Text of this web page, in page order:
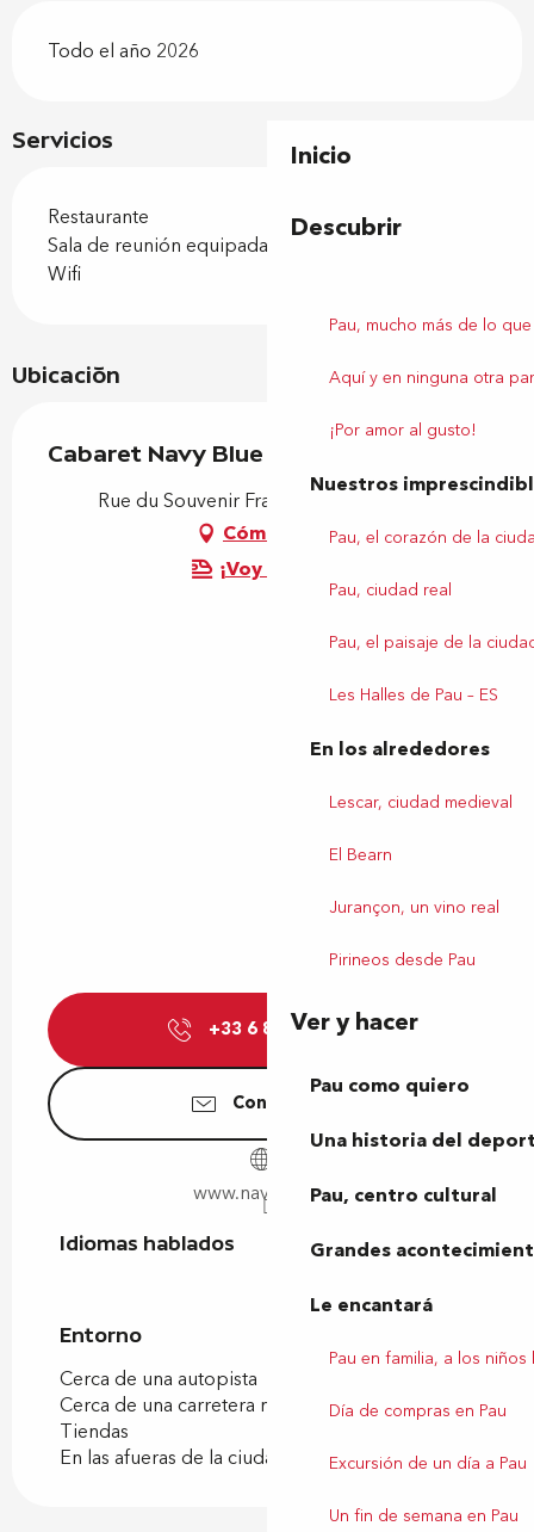
Inicio
Descubrir
Pau, mucho más de lo
Aquí y en ninguna otra
¡Por amor al gusto!
Nuestros
Pau, el corazón de la
Pau, ciudad real
Pau, el paisaje de la
Les Halles de Pau – ES
En los alrededores
Lescar, ciudad medieval
El Bearn
Jurançon, un vino real
Pirineos desde Pau
Ver y hacer
Pau como quiero
Una historia del
Pau, centro cultural
Grandes
Le encantará
Pau en familia, a los niños
Día de compras en Pau
Excursión de un día a Pau
Un fin de semana en Pau
Servicios
Restaurante
Sala de reunión equipada
Wifi
Todo el año 2026
Ubicación
Cabaret Navy Blue
Rue du Souvenir Français, 64230 Lescar
Cómo llegar
¡Voy en tren!
+33 6 80 87 36▒▒
Contáctenos
www.navy-blue.fr
Idiomas hablados
Idiomas hablados
Entorno
Entorno
Cerca de una autopista
Cerca de una carretera nacional
Tiendas
En las afueras de la ciudad